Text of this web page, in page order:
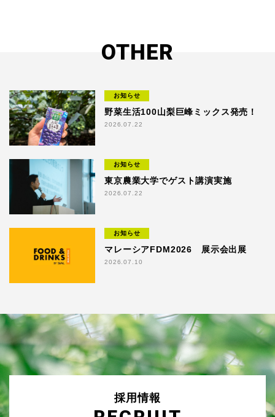
OTHER
お知らせ
野菜生活100山梨巨峰ミックス発売！
2026.07.22
お知らせ
東京農業大学でゲスト講演実施
2026.07.22
お知らせ
マレーシアFDM2026 展示会出展
2026.07.10
採用情報